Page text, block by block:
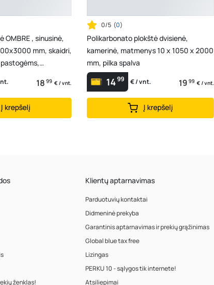
OMBRE , sinusinė,
mm, skaidri,
18 99 € / vnt.
Į krepšelį
0/5 (0)
Polikarbonato plokštė dvisienė,
kamerinė, matmenys 10 x 1050 x 2000
mm, pilka spalva
1499 € / vnt. 19 99 € / vnt.
Į krepšelį
ženklas!
Klientų aptarnavimas
Parduotuvių kontaktai
Didmeninė prekyba
Garantinis aptarnavimas ir prekių grąžinimas
Global blue tax free
Lizingas
PERKU 10 - sąlygos tik internete!
Atsiliepimai